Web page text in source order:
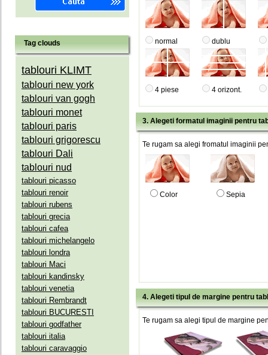
Tag clouds
tablouri KLIMT
tablouri new york
tablouri van gogh
tablouri monet
tablouri paris
tablouri grigorescu
tablouri Dali
tablouri nud
tablouri picasso
tablouri renoir
tablouri rubens
tablouri grecia
tablouri cafea
tablouri michelangelo
tablouri londra
tablouri Maci
tablouri kandinsky
tablouri venetia
tablouri Rembrandt
tablouri BUCURESTI
tablouri godfather
tablouri italia
tablouri caravaggio
normal dublu
4 piese 4 orizont.
3. Alegeti formatul imaginii pentru
Te rugam sa alegi fromatul imaginii
Color Sepia
4. Alegeti tipul de margine pentru
Te rugam sa alegi tipul de margine